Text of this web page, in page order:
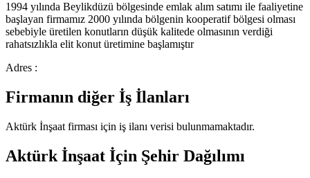
1994 yılında Beylikdüzü bölgesinde emlak alım satımı ile faaliyetine
başlayan firmamız 2000 yılında bölgenin kooperatif bölgesi olması
sebebiyle üretilen konutların düşük kalitede olmasının verdiği
rahatsızlıkla elit konut üretimine başlamıştır
Adres :
Firmanın diğer İş İlanları
Aktürk İnşaat firması için iş ilanı verisi bulunmamaktadır.
Aktürk İnşaat İçin Şehir Dağılımı